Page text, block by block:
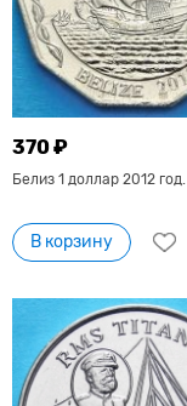
370 ₽
Белиз 1 доллар 2012 год.
В корзину